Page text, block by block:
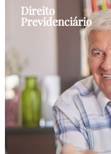
Direito
Previdenciário